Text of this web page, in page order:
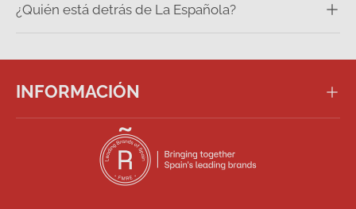
¿Quién está detrás de La Española?
INFORMACIÓN